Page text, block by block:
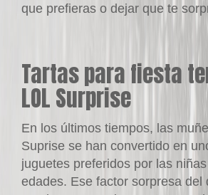
que prefieras o dejar que te
Tartas para fiesta
LOL Surprise
En los últimos tiempos, las
Suprise se han convertido en
juguetes preferidos por las
edades. Ese factor sorpresa del